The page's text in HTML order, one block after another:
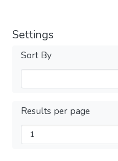
Settings
Sort By
Results per page